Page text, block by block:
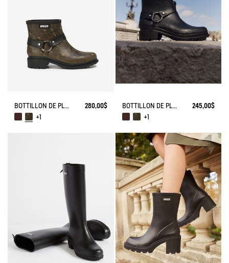
BOTTILLON DE PLUIE MACADAMES ESPRIT BIKER
280,00$
+1
BOTTILLON DE PLUIE MACADAMES ESPRIT BIKER
245,00$
+1